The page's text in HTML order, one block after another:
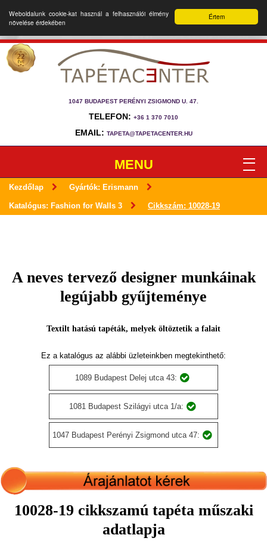
Értem
Weboldalunk cookie-kat használ a felhasználói élmény
növelése érdekében
1047 BUDAPEST PERÉNYI ZSIGMOND U. 47.
TELEFON: +36 1 370 7010
EMAIL: TAPETA@TAPETACENTER.HU
MENU
Kezdőlap Gyártók: Erismann
Katalógus: Fashion for Walls 3 Cikkszám: 10028-19
A neves tervező designer munkáinak
legújabb gyűjteménye
Textilt hatású tapéták, melyek öltöztetik a falait
Ez a katalógus az alábbi üzleteinkben megtekinthető:
1089 Budapest Delej utca 43:
1081 Budapest Szilágyi utca 1/a:
1047 Budapest Perényi Zsigmond utca 47:
10028-19 cikkszamú tapéta műszaki
adatlapja